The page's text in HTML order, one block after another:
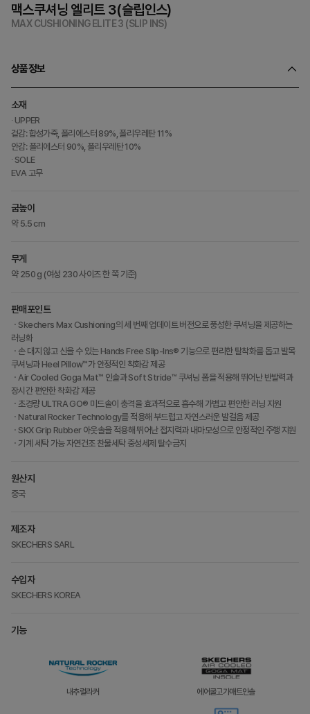
맥스쿠셔닝 엘리트 3(슬립인스)
MAX CUSHIONING ELITE 3 (SLIP INS)
상품정보
소재
∙ UPPER
겉감: 합성가죽, 폴리에스터 89%, 폴리우레탄 11%
안감: 폴리에스터 90%, 폴리우레탄 10%
∙ SOLE
EVA 고무
굽높이
약 5.5 cm
무게
약 250 g (여성 230 사이즈 한 쪽 기준)
판매포인트
ㆍSkechers Max Cushioning의 세 번째 업데이트 버전으로 풍성한 쿠셔닝을 제공하는
러닝화
ㆍ손 대지 않고 신을 수 있는 Hands Free Slip-Ins® 기능으로 편리한 탈착화를 돕고 발목
쿠셔닝과 Heel Pillow™가 안정적인 착화감 제공
ㆍAir Cooled Goga Mat™ 인솔과 Soft Stride™ 쿠셔닝 폼을 적용해 뛰어난 반발력과
장시간 편안한 착화감 제공
ㆍ초경량 ULTRA GO® 미드솔이 충격을 효과적으로 흡수해 가볍고 편안한 러닝 지원
ㆍNatural Rocker Technology를 적용해 부드럽고 자연스러운 발걸음 제공
ㆍSKX Grip Rubber 아웃솔을 적용해 뛰어난 접지력과 내마모성으로 안정적인 주행 지원
ㆍ기계 세탁 가능 자연건조 찬물세탁 중성세제 탈수금지
원산지
중국
제조자
SKECHERS SARL
수입자
SKECHERS KOREA
기능
내추럴라커 에어쿨고가매트인솔